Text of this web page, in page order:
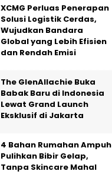
XCMG Perluas Penerapan
Solusi Logistik Cerdas,
Wujudkan Bandara
Global yang Lebih Efisien
dan Rendah Emisi
The GlenAllachie Buka
Babak Baru di Indonesia
Lewat Grand Launch
Eksklusif di Jakarta
4 Bahan Rumahan Ampuh
Pulihkan Bibir Gelap,
Tanpa Skincare Mahal